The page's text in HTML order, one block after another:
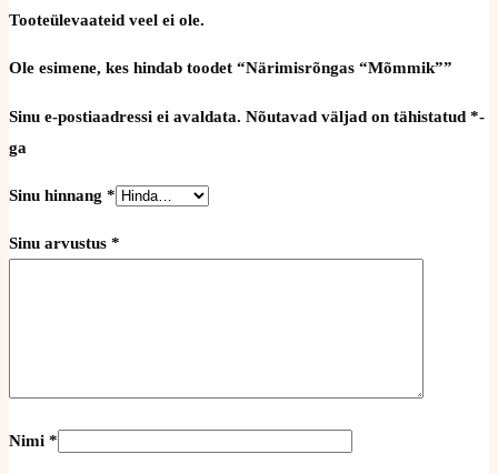
Tooteülevaateid veel ei ole.
Ole esimene, kes hindab toodet “Närimisrõngas “Mõmmik””
Sinu e-postiaadressi ei avaldata. Nõutavad väljad on tähistatud *-
ga
Sinu hinnang *
Sinu arvustus *
Nimi *